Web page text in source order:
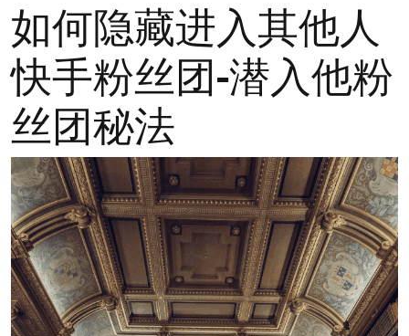
如何隐藏进入其他人
快手粉丝团-潜入他粉
丝团秘法